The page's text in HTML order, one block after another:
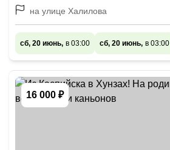
на улице Халилова
сб, 20 июнь, в 03:00 сб, 20 июнь, в 03:00
16 000 ₽